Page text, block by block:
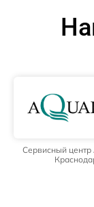
Сервисный центр